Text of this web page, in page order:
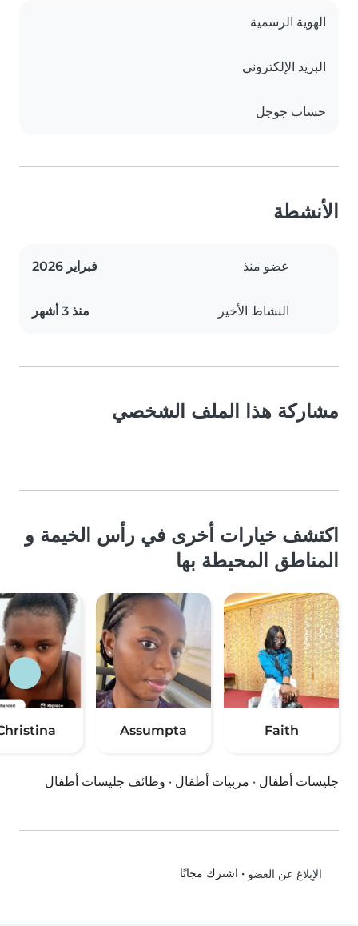
الهوية الرسمية
البريد الإلكتروني
حساب جوجل
الأنشطة
عضو منذ فبراير 2026
النشاط الأخير منذ 3 أشهر
مشاركة هذا الملف الشخصي
اكتشف خيارات أخرى في رأس الخيمة و
المناطق المحيطة بها
Faith
Assumpta
جليسات أطفال · مربيات أطفال · وظائف جليسات أطفال
الإبلاغ عن العضو • اشترك مجانًا